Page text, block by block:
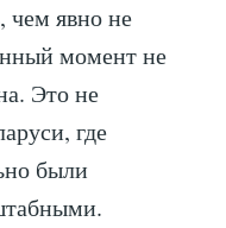
явно не
момент не
Это не
где
были